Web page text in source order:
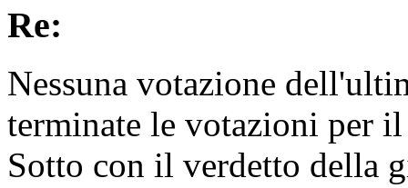
Re:
Nessuna votazione
terminate le votazioni per
Sotto con il verdetto della